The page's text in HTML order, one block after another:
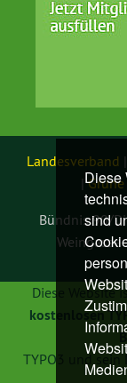
Diese
sind
Landesverband |
|
Bündnis 90/
Diese Website
kostenlosen
TYPO3 und sein